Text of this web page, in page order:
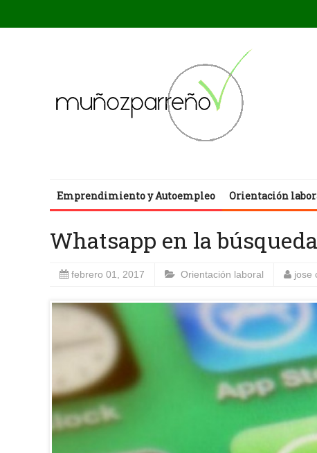
Emprendimiento y Autoempleo Orientación
Whatsapp en la
febrero 01, 2017 Orientación laboral jose